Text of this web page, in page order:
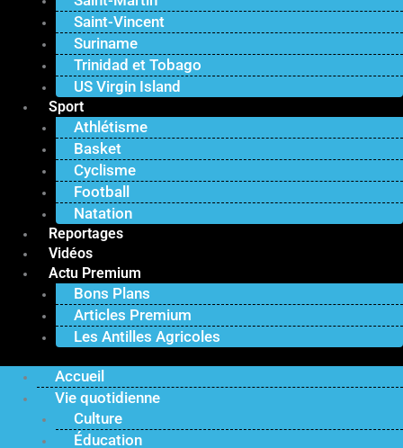
Saint-Vincent
Suriname
Trinidad et Tobago
US Virgin Island
Sport
Athlétisme
Basket
Cyclisme
Football
Natation
Reportages
Vidéos
Actu Premium
Bons Plans
Articles Premium
Les Antilles Agricoles
Accueil
Vie quotidienne
Culture
Éducation